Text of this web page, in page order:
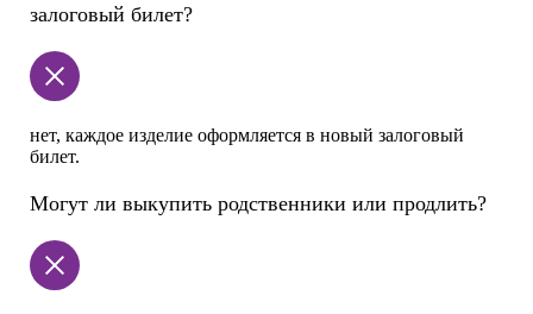
залоговый билет?
нет, каждое изделие оформляется в новый залоговый
билет.
Могут ли выкупить родственники или продлить?